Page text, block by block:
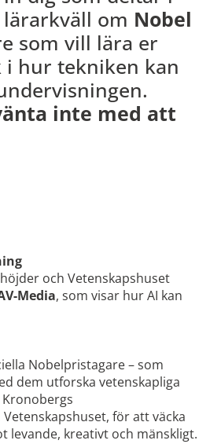
om Nobel
som vill lära er
i hur tekniken kan
inte med att
och Vetenskapshuset
Media, som visar hur AI kan
Nobelpristagare – som
dem utforska vetenskapliga
för att väcka
levande, kreativt och mänskligt.